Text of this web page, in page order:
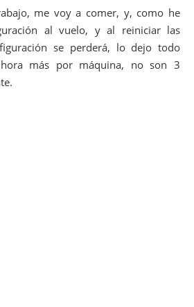
me voy a comer, y, como he
al vuelo, y al reiniciar las
se perderá, lo dejo todo
más por máquina, no son 3